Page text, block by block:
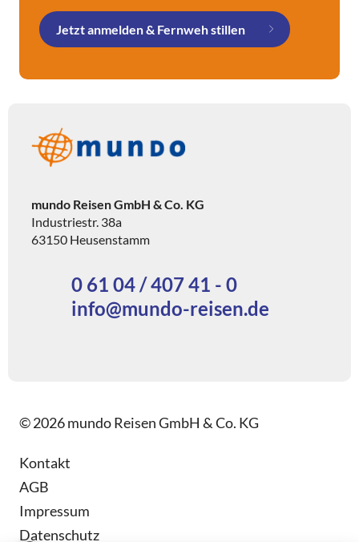
Jetzt anmelden & Fernweh stillen
mundo Reisen GmbH & Co. KG
Industriestr. 38a
63150 Heusenstamm
0 61 04 / 407 41 - 0
info@mundo-reisen.de
© 2026 mundo Reisen GmbH & Co. KG
Kontakt
AGB
Impressum
Datenschutz